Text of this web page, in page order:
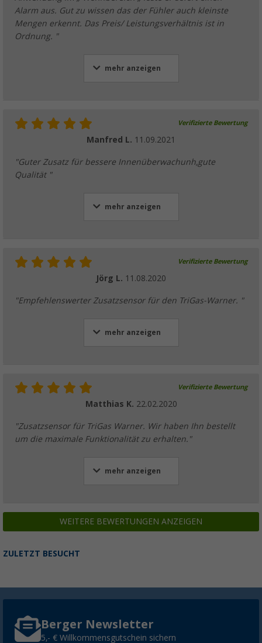
Alarm aus. Gut zu wissen das der Fühler auch kleinste
Mengen erkennt. Das Preis/ Leistungsverhältnis ist in
Ordnung. "
mehr anzeigen
Verifizierte Bewertung
Manfred L. 11.09.2021
"Guter Zusatz für bessere Innenüberwachunh,gute
Qualität "
mehr anzeigen
Verifizierte Bewertung
Jörg L. 11.08.2020
"Empfehlenswerter Zusatzsensor für den TriGas-Warner. "
mehr anzeigen
Verifizierte Bewertung
Matthias K. 22.02.2020
"Zusatzsensor für TriGas Warner. Wir haben Ihn bestellt
um die maximale Funktionalität zu erhalten."
mehr anzeigen
WEITERE BEWERTUNGEN ANZEIGEN
ZULETZT BESUCHT
Berger Newsletter
5,- € Willkommensgutschein sichern